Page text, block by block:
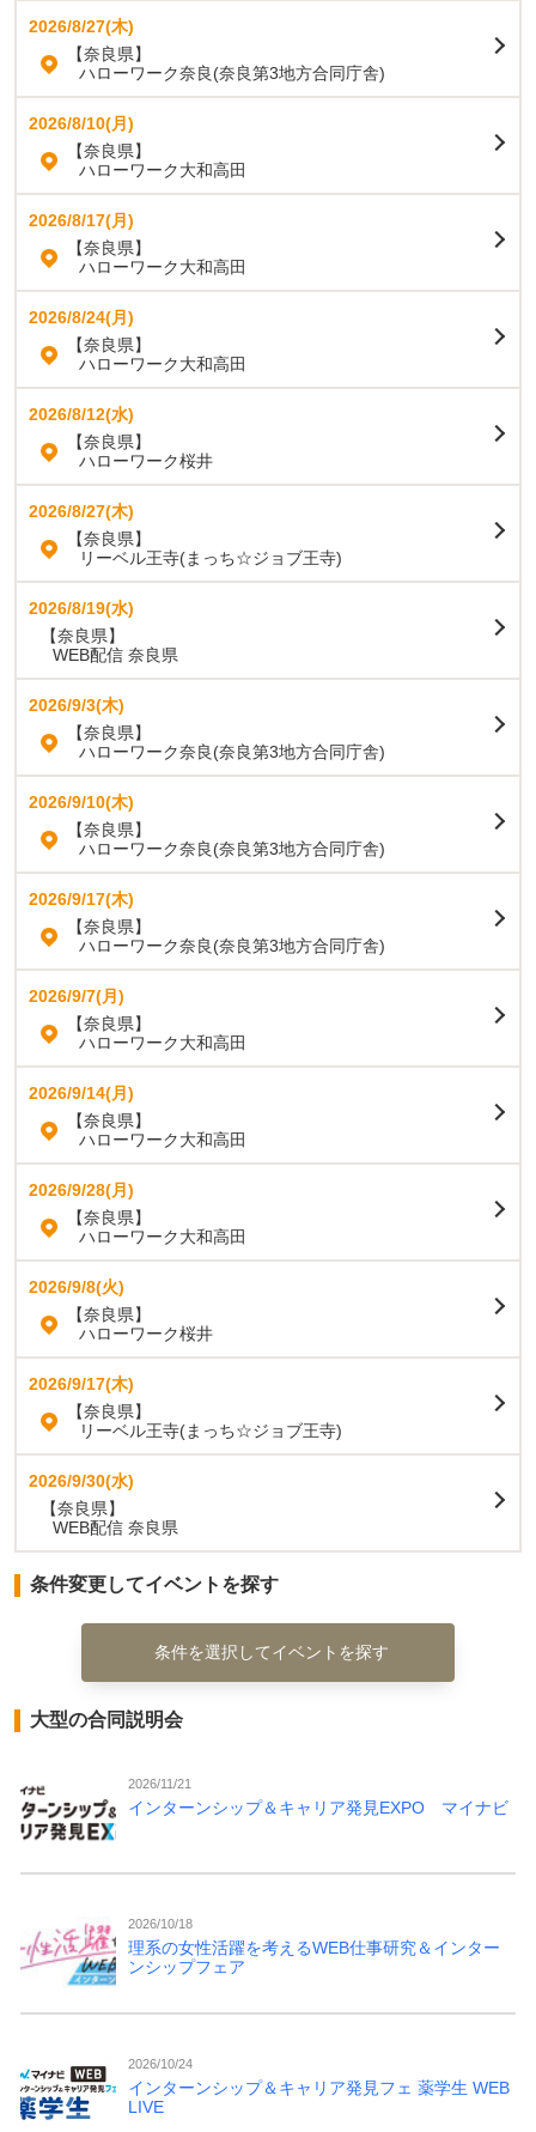
2026/8/27(木)
【奈良県】
ハローワーク奈良(奈良第3地方合同庁舎)
2026/8/10(月)
【奈良県】
ハローワーク大和高田
2026/8/17(月)
【奈良県】
ハローワーク大和高田
2026/8/24(月)
【奈良県】
ハローワーク大和高田
2026/8/12(水)
【奈良県】
ハローワーク桜井
2026/8/27(木)
【奈良県】
リーベル王寺(まっち☆ジョブ王寺)
2026/8/19(水)
【奈良県】
WEB配信 奈良県
2026/9/3(木)
【奈良県】
ハローワーク奈良(奈良第3地方合同庁舎)
2026/9/10(木)
【奈良県】
ハローワーク奈良(奈良第3地方合同庁舎)
2026/9/17(木)
【奈良県】
ハローワーク奈良(奈良第3地方合同庁舎)
2026/9/7(月)
【奈良県】
ハローワーク大和高田
2026/9/14(月)
【奈良県】
ハローワーク大和高田
2026/9/28(月)
【奈良県】
ハローワーク大和高田
2026/9/8(火)
【奈良県】
ハローワーク桜井
2026/9/17(木)
【奈良県】
リーベル王寺(まっち☆ジョブ王寺)
2026/9/30(水)
【奈良県】
WEB配信 奈良県
条件変更してイベントを探す
条件を選択してイベントを探す
大型の合同説明会
2026/11/21
インターンシップ＆キャリア発見EXPO マイナビ
2026/10/18
理系の女性活躍を考えるWEB仕事研究＆インター
ンシップフェア
2026/10/24
インターンシップ＆キャリア発見フェ 薬学生 WEB
LIVE